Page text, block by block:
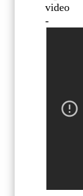
video
-